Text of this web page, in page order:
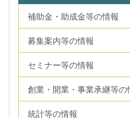
補助金・助成金等の情報
募集案内等の情報
セミナー等の情報
創業・開業・事業承継等の
統計等の情報